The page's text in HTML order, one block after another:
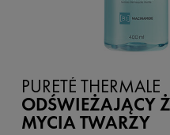
PURETÉ THERMALE
ODŚWIEŻAJĄCY
MYCIA TWARZY